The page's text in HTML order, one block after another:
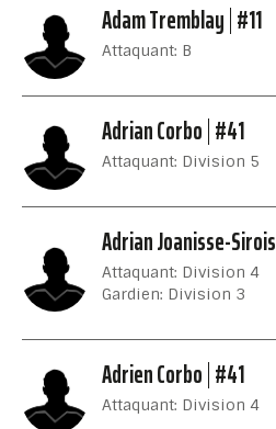
Adam Tremblay #11
Attaquant: B
Adrian Corbo #41
Attaquant: Division 5
Adrian Joanisse-Sirois
Attaquant: Division 4
Gardien: Division 3
Adrien Corbo #41
Attaquant: Division 4